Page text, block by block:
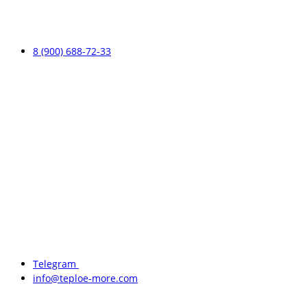
8 (900) 688-72-33
Telegram
info@teploe-more.com